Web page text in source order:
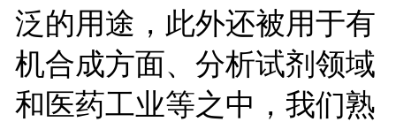
泛的用途，此外还被用于有
机合成方面、分析试剂领域
和医药工业等之中，我们熟